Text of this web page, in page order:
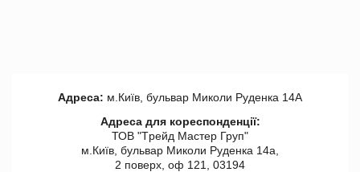
Адреса: м.Київ, бульвар Миколи Руденка 14А
Адреса для кореспонденції:
ТОВ "Tрейд Мастер Груп"
м.Київ, бульвар Миколи Руденка 14а,
2 поверх, оф 121, 03194